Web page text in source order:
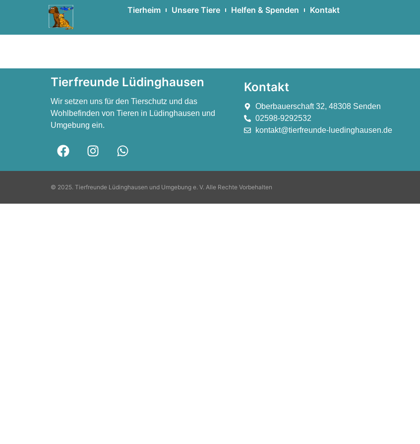
Tierheim Unsere Tiere Helfen & Spenden Kontakt
Tierfreunde Lüdinghausen
Wir setzen uns für den Tierschutz und das
Wohlbefinden von Tieren in Lüdinghausen und
Umgebung ein.
Kontakt
Oberbauerschaft 32, 48308 Senden
02598-9292532
kontakt@tierfreunde-luedinghausen.de
© 2025. Tierfreunde Lüdinghausen und Umgebung e. V. Alle Rechte Vorbehalten